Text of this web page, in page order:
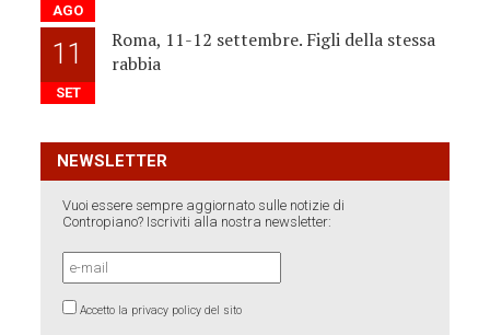
AGO
11
SET
Roma, 11-12 settembre. Figli della stessa
rabbia
NEWSLETTER
Vuoi essere sempre aggiornato sulle notizie di
Contropiano? Iscriviti alla nostra newsletter:
Accetto la privacy policy del sito